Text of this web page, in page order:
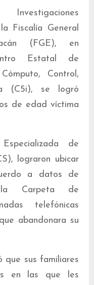
Fiscalía General
(FGE), en
Estatal de
Control,
(C5i), se logró
de edad víctima
de
lograron ubicar
a datos de
Carpeta de
telefónicas
abandonara su
que sus familiares
en las que les